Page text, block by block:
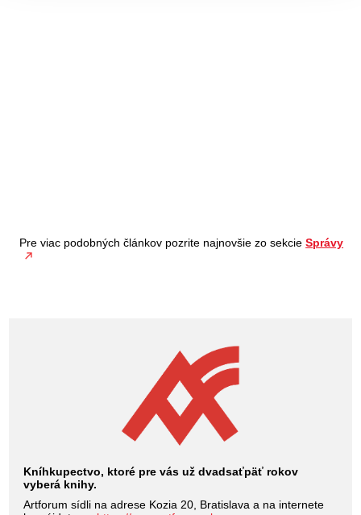
Pre viac podobných článkov pozrite najnovšie zo sekcieSprávy
Kníhkupectvo, ktoré pre vás už dvadsaťpäť rokov
vyberá knihy.
Artforum sídli na adrese Kozia 20, Bratislava a na internete